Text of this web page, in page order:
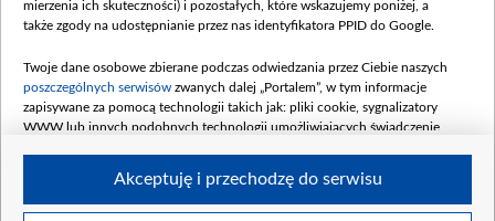
Data podpisania umowy: LUTY 2026 (wpłata
kwiecień 180 mln, 7 maja 180 mln, 8
czerwca 90 mln)
Dofinansowanie 250 000 000,00 PLN
4 sierpnia 250 mln
mierzenia ich skuteczności) i pozostałych, które wskazujemy poniżej, a
także zgody na udostępnianie przez nas identyfikatora PPID do Google.
Twoje dane osobowe zbierane podczas odwiedzania przez Ciebie naszych
poszczególnych serwisów zwanych dalej „Portalem”, w tym informacje
zapisywane za pomocą technologii takich jak: pliki cookie, sygnalizatory
WWW lub innych podobnych technologii umożliwiających świadczenie
Akceptuję i przechodzę do serwisu